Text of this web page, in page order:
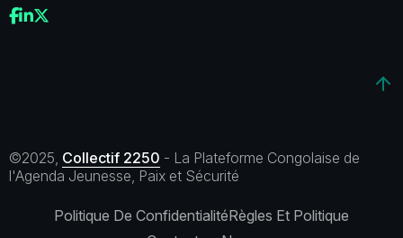
©2025, Collectif 2250 - La Plateforme Congolaise de
l'Agenda Jeunesse, Paix et Sécurité
Politique De ConfidentialitéRègles Et Politique